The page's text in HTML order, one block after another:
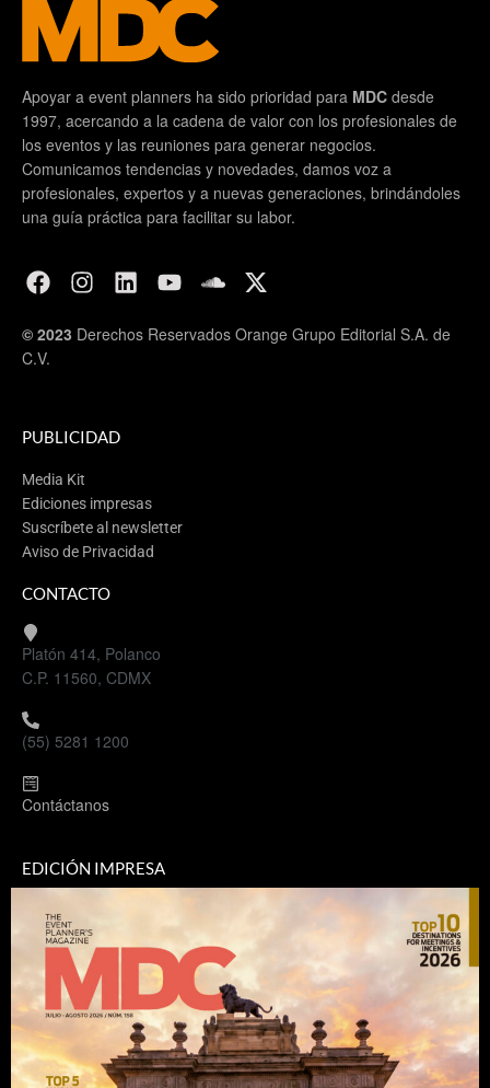
Apoyar a event planners ha sido prioridad para MDC desde
1997, acercando a la cadena de valor con los profesionales de
los eventos y las reuniones para generar negocios.
Comunicamos tendencias y novedades, damos voz a
profesionales, expertos y a nuevas generaciones, brindándoles
una guía práctica para facilitar su labor.
© 2023 Derechos Reservados Orange Grupo Editorial S.A. de
C.V.
PUBLICIDAD
Media Kit
Ediciones impresas
Suscríbete al newsletter
Aviso de Privacidad
CONTACTO
Platón 414, Polanco
C.P. 11560, CDMX
(55) 5281 1200
Contáctanos
EDICIÓN IMPRESA